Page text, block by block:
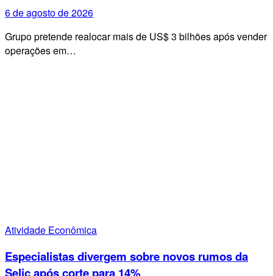
6 de agosto de 2026
Grupo pretende realocar mais de US$ 3 bilhões após vender
operações em…
Atividade Econômica
Especialistas divergem sobre novos rumos da